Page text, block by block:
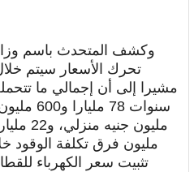
وكشف المتحدث باسم
تثبيت سعر الكهرباء للقطاع